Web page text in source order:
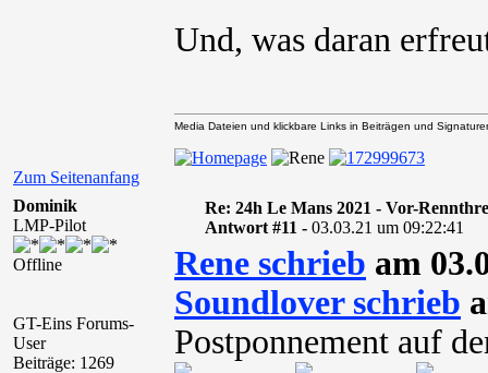
Und, was daran
Zum Seitenanfang
Media Dateien und klickbare Links in Beiträgen und
Dominik
LMP-Pilot
Offline
GT-Eins Forums-
User
Beiträge: 1269
Re: 24h Le Mans 2021 - Vor-
Antwort #11 - 03.03.21 um 09:22:41
Rene schrieb am
Soundlover schrieb
Postponnement auf